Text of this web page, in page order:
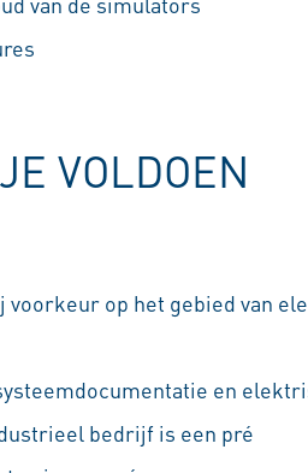
VOLDOEN
op het gebied van
en
bedrijf is een pré